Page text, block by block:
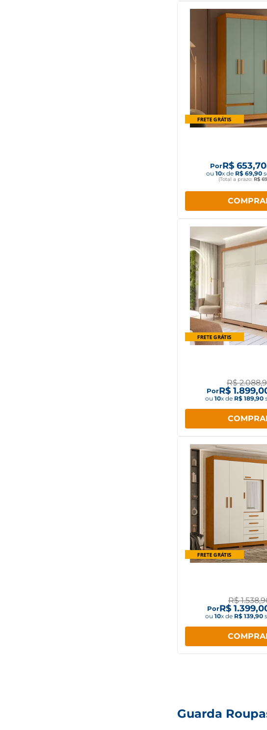
PorR$ 653,70
ou10x de R$ 69,90
(Total a prazo:R$
R$ 2.088,
PorR$ 1.899,
ou 10x de R$ 189,90
R$ 1.538,
PorR$ 1.399,
ou10x de R$ 139,90
Guarda